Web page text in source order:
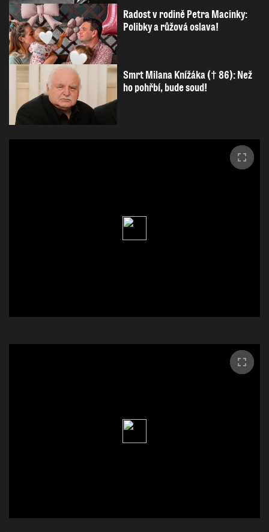
Radost v rodině Petra Macinky:
Polibky a růžová oslava!
Smrt Milana Knížáka († 86): Než
ho pohřbí, bude soud!